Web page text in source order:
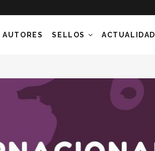
AUTORES SELLOS ACTUALIDAD